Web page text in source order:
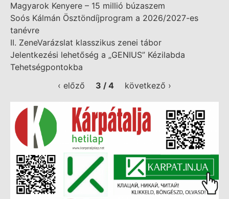
Magyarok Kenyere – 15 millió búzaszem
Soós Kálmán Ösztöndíjprogram a 2026/2027-es
tanévre
II. ZeneVarázslat klasszikus zenei tábor
Jelentkezési lehetőség a „GENIUS” Kézilabda
Tehetségpontokba
‹ előző
3 / 4 következő ›